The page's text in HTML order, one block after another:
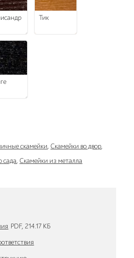
тик
скамейки, Скамейки во двор,
сада, Скамейки из металла
PDF, 214.17 KБ